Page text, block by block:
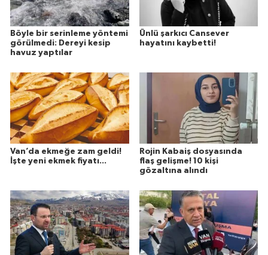
Böyle bir serinleme yöntemi
görülmedi: Dereyi kesip
havuz yaptılar
Ünlü şarkıcı Cansever
hayatını kaybetti!
Van’da ekmeğe zam geldi!
İşte yeni ekmek fiyatı...
Rojin Kabaiş dosyasında
flaş gelişme! 10 kişi
gözaltına alındı